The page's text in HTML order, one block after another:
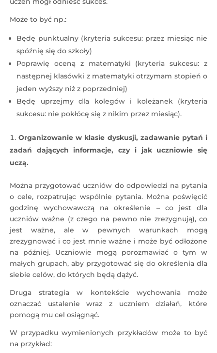
Może to być np.:
Będę punktualny (kryteria sukcesu: przez miesiąc nie
spóźnię się do szkoły)
Poprawię oceną z matematyki (kryteria sukcesu: z
następnej klasówki z matematyki otrzymam stopień o
jeden wyższy niż z poprzedniej)
Będę uprzejmy dla kolegów i koleżanek (kryteria
sukcesu: nie pokłócę się z nikim przez miesiąc).
Organizowanie w klasie dyskusji, zadawanie pytań i
zadań dających informacje, czy i jak uczniowie się
uczą.
Można przygotować uczniów do odpowiedzi na pytania
o cele, rozpatrując wspólnie pytania. Można poświęcić
godzinę wychowawczą na określenie – co jest dla
uczniów ważne (z czego na pewno nie zrezygnują), co
jest ważne, ale w pewnych warunkach mogą
zrezygnować i co jest mnie ważne i może być odłożone
na później. Uczniowie mogą porozmawiać o tym w
małych grupach, aby przygotować się do określenia dla
siebie celów, do których będą dążyć.
Druga strategia w kontekście wychowania może
oznaczać ustalenie wraz z uczniem działań, które
pomogą mu cel osiągnąć.
W przypadku wymienionych przykładów może to być
na przykład: